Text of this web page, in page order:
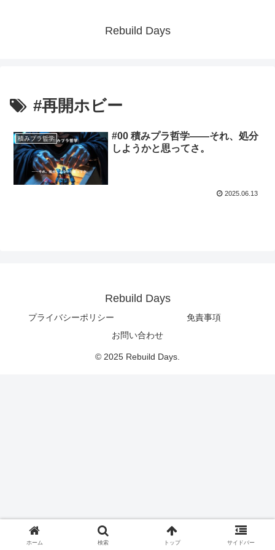
Rebuild Days
#再開ホビー
積みプラ哲学
#00 積みプラ哲学――それ、処分
しようかと思ってさ。
2025.06.13
Rebuild Days
プライバシーポリシー
免責事項
お問い合わせ
© 2025 Rebuild Days.
ホーム 検索 トップ サイドバー